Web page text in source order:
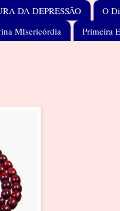
DA DEPRESSÃO
O
MIsericórdia Primeira